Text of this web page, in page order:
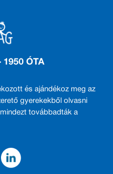
1950 ÓTA
és ajándékoz meg az
gyerekekből olvasni
továbbadták a